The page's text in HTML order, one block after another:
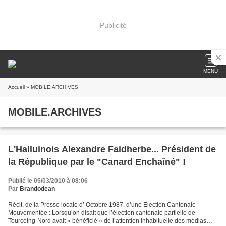
Publicité
MENU
Accueil » MOBILE.ARCHIVES
MOBILE.ARCHIVES
L'Halluinois Alexandre Faidherbe... Président de
la République par le "Canard Enchaîné" !
Publié le 05/03/2010 à 08:06
Par Brandodean
Récit, de la Presse locale d’ Octobre 1987, d’une Election Cantonale
Mouvementée : Lorsqu’on disait que l’élection cantonale partielle de
Tourcoing-Nord avait « bénéficié » de l’attention inhabituelle des médias